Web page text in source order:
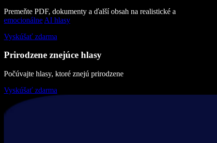
Premeňte PDF, dokumenty a ďalší obsah na realistické a
emocionálne AI hlasy
Vyskúšať zdarma
Prirodzene znejúce hlasy
Počúvajte hlasy, ktoré znejú prirodzene
Vyskúšať zdarma